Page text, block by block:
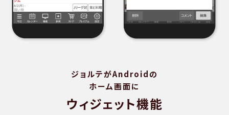
ジョルテがAndroidの
ホーム画面に
ウィジェット機能